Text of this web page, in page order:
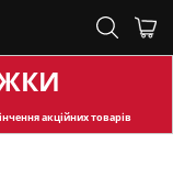
акційних товарів